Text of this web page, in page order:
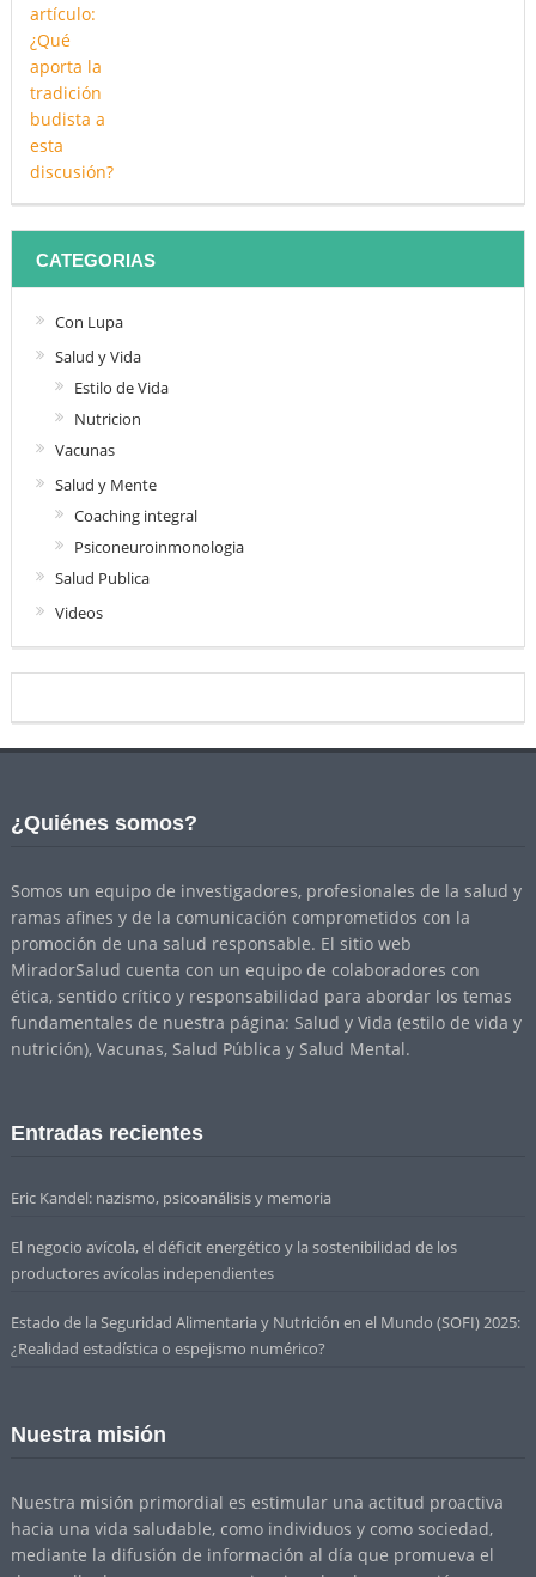
CATEGORIAS
Con Lupa
Salud y Vida
Estilo de Vida
Nutricion
Vacunas
Salud y Mente
Coaching integral
Psiconeuroinmonologia
Salud Publica
Videos
¿Quiénes somos?
Somos un equipo de investigadores, profesionales de la salud y
ramas afines y de la comunicación comprometidos con la
promoción de una salud responsable. El sitio web
MiradorSalud cuenta con un equipo de colaboradores con
ética, sentido crítico y responsabilidad para abordar los temas
fundamentales de nuestra página: Salud y Vida (estilo de vida y
nutrición), Vacunas, Salud Pública y Salud Mental.
Entradas recientes
Eric Kandel: nazismo, psicoanálisis y memoria
El negocio avícola, el déficit energético y la sostenibilidad de los
productores avícolas independientes
Estado de la Seguridad Alimentaria y Nutrición en el Mundo (SOFI) 2025:
¿Realidad estadística o espejismo numérico?
Nuestra misión
Nuestra misión primordial es estimular una actitud proactiva
hacia una vida saludable, como individuos y como sociedad,
mediante la difusión de información al día que promueva el